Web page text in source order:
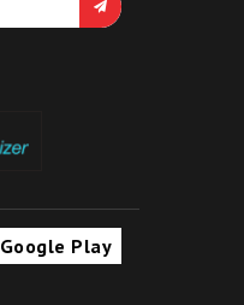
Google Play